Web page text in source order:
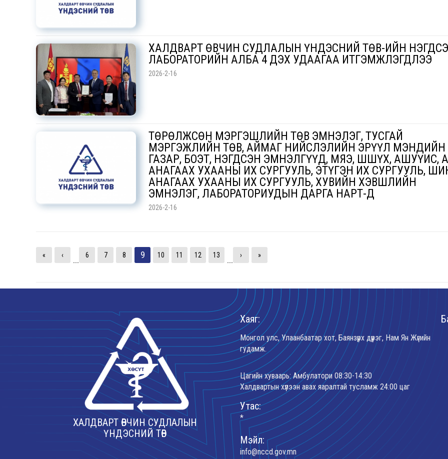
ХАЛДВАРТ ӨВЧИН СУДЛАЛЫН ҮНДЭСНИЙ ТӨВ-ИЙН
ЛАБОРАТОРИЙН АЛБА 4 ДЭХ УДААГАА ИТГЭМЖЛЭГДЛЭЭ
2026-2-16
ТӨРӨЛЖСӨН МЭРГЭШЛИЙН ТӨВ ЭМНЭЛЭГ, ТУСГАЙ
МЭРГЭЖЛИЙН ТӨВ, АЙМАГ НИЙСЛЭЛИЙН ЭРҮҮЛ МЭНДИЙН
ГАЗАР, БОЭТ, НЭГДСЭН ЭМНЭЛГҮҮД, МЯЭ, ШШҮХ, АШУҮИС,
АНАГААХ УХААНЫ ИХ СУРГУУЛЬ, ЭТҮГЭН ИХ СУРГУУЛЬ,
АНАГААХ УХААНЫ ИХ СУРГУУЛЬ, ХУВИЙН ХЭВШЛИЙН
ЭМНЭЛЭГ, ЛАБОРАТОРИУДЫН ДАРГА НАРТ-Д
2026-2-16
« ‹
...
6 7 8 9 10 11 12 13
...
› »
ХАЛДВАРТ ӨВЧИН СУДЛАЛЫН
ҮНДЭСНИЙ ТӨВ
Хаяг:
Монгол улс, Улаанбаатар хот, Баянзүрх дүүрэг, Нам Ян Жүгийн
гудамж.
Цагийн хуваарь: Амбулатори 08:30-14:30
Халдвартын хүлээн авах яаралтай тусламж 24:00 цаг
Утас:
*
Мэйл:
info@nccd.gov.mn